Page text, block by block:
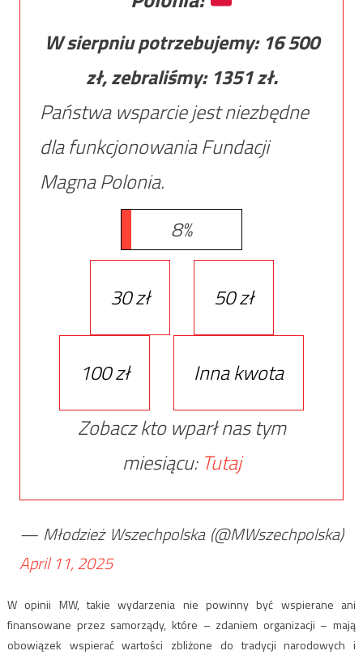
W sierpniu potrzebujemy: 16 500
zł, zebraliśmy: 1351zł.
Państwa wsparcie jest niezbędne
dla funkcjonowania Fundacji
Magna Polonia.
8%
30 zł 50 zł
100 zł
Inna kwota
Zobacz kto wparł nas tym
miesiącu: Tutaj
— Młodzież Wszechpolska (@MWszechpolska)
April 11, 2025
W opinii MW, takie wydarzenia nie powinny być wspierane ani
finansowane przez samorządy, które – zdaniem organizacji – mają
obowiązek wspierać wartości zbliżone do tradycji narodowych i